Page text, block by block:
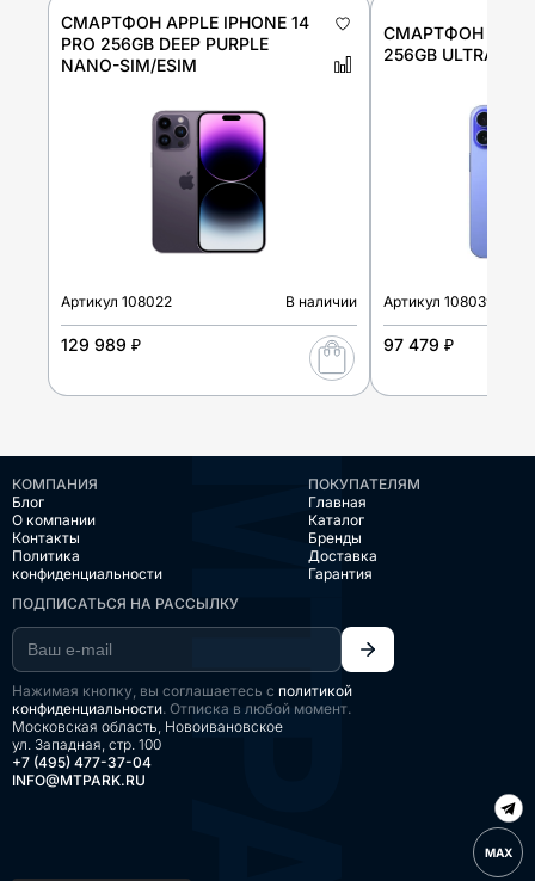
СМАРТФОН APPLE IPHONE 14
PRO 256GB DEEP PURPLE
NANO-SIM/ESIM
Артикул 108022 В наличии
129 989 ₽
СМАРТФОН
256GB
Артикул 108039
97 479 ₽
КОМПАНИЯ
Блог
О компании
Контакты
Политика
конфиденциальности
ПОКУПАТЕЛЯМ
Главная
Каталог
Бренды
Доставка
Гарантия
ПОДПИСАТЬСЯ НА РАССЫЛКУ
Нажимая кнопку, вы соглашаетесь с политикой
конфиденциальности. Отписка в любой момент.
Московская область, Новоивановское
ул. Западная, стр. 100
+7 (495) 477-37-04
INFO@MTPARK.RU
MAX